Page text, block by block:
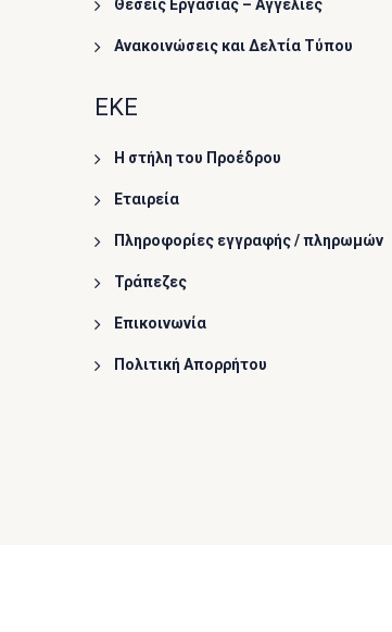
Θέσεις Εργασίας – Αγγελίες
Ανακοινώσεις και Δελτία Τύπου
ΕΚΕ
Η στήλη του Προέδρου
Εταιρεία
Πληροφορίες εγγραφής / πληρωμών
Τράπεζες
Επικοινωνία
Πολιτική Απορρήτου